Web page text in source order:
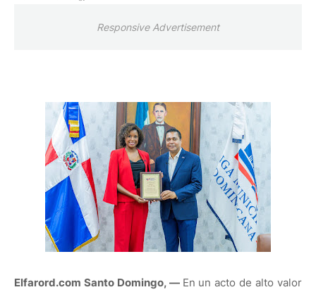
Responsive Advertisement
Elfarord.com Santo Domingo, — En un acto de alto valor